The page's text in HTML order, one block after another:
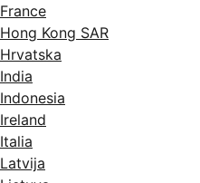
France
Hong Kong SAR
Hrvatska
India
Indonesia
Ireland
Italia
Latvija